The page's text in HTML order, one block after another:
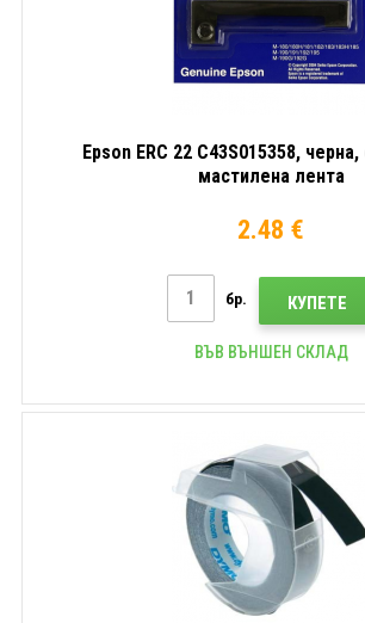
Epson ERC 22 C43S015358,
мастилена лента
2.48 €
бр. КУПЕТЕ
ВЪВ ВЪНШЕН СКЛАД